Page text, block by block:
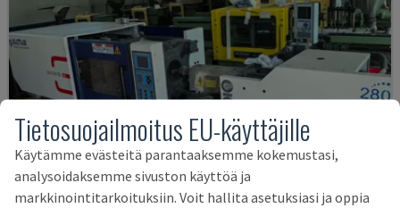
Tietosuojailmoitus EU-käyttäjille
Käytämme evästeitä parantaaksemme kokemustasi,
analysoidaksemme sivuston käyttöä ja
markkinointitarkoituksiin. Voit hallita asetuksiasi ja oppia